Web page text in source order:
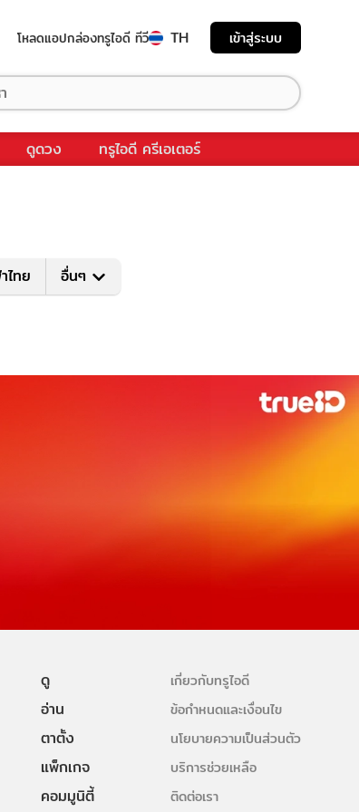
โหลดแอปกล่องทรูไอดี ทีวี TH เข้าสู่ระบบ
ดูดวง ทรูไอดี ครีเอเตอร์
ไทย อื่นๆ
ดู
อ่าน
ตาตั้ง
แพ็กเกจ
คอมมูนิตี้
เกี่ยวกับทรูไอดี
ข้อกำหนดและเงื่อนไข
นโยบายความเป็นส่วนตัว
บริการช่วยเหลือ
ติดต่อเรา